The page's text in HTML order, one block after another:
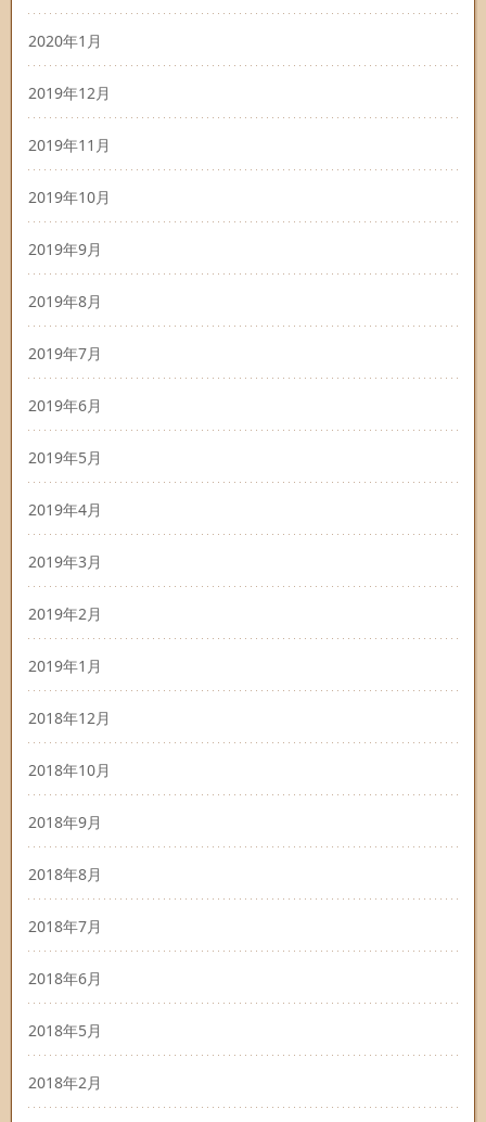
2020年1月
2019年12月
2019年11月
2019年10月
2019年9月
2019年8月
2019年7月
2019年6月
2019年5月
2019年4月
2019年3月
2019年2月
2019年1月
2018年12月
2018年10月
2018年9月
2018年8月
2018年7月
2018年6月
2018年5月
2018年2月